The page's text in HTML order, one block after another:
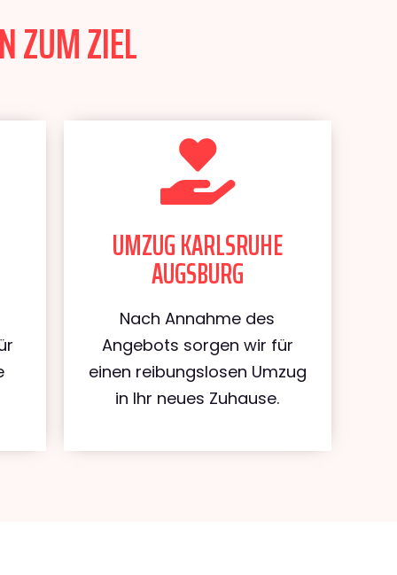
ZUM ZIEL
UMZUG KARLSRUHE
AUGSBURG
Nach Annahme des
Angebots sorgen wir für
einen reibungslosen Umzug
in Ihr neues Zuhause.